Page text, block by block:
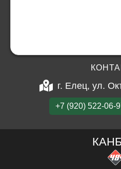
г. Елец, ул.
+7 (920) 522-06-